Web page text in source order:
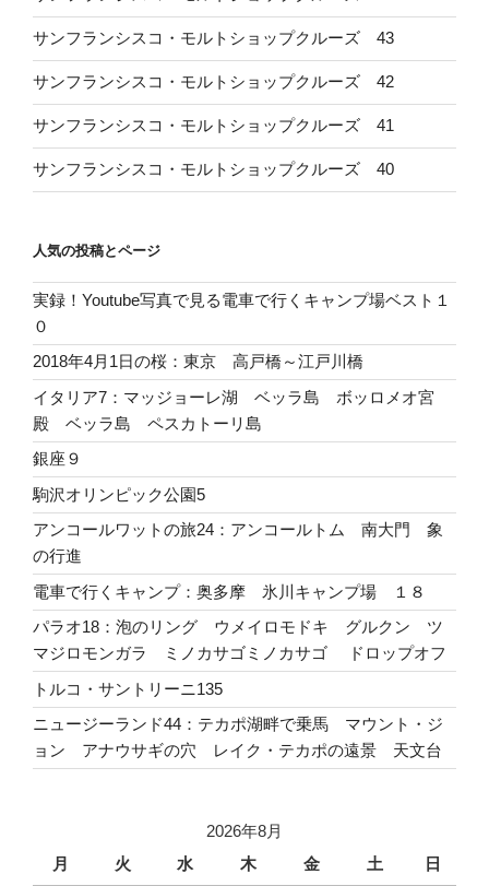
サンフランシスコ・モルトショップクルーズ 43
サンフランシスコ・モルトショップクルーズ 42
サンフランシスコ・モルトショップクルーズ 41
サンフランシスコ・モルトショップクルーズ 40
人気の投稿とページ
実録！Youtube写真で見る電車で行くキャンプ場ベスト１
０
2018年4月1日の桜：東京 高戸橋～江戸川橋
イタリア7：マッジョーレ湖 ベッラ島 ボッロメオ宮
殿 ベッラ島 ペスカトーリ島
銀座９
駒沢オリンピック公園5
アンコールワットの旅24：アンコールトム 南大門 象
の行進
電車で行くキャンプ：奥多摩 氷川キャンプ場 １８
パラオ18：泡のリング ウメイロモドキ グルクン ツ
マジロモンガラ ミノカサゴミノカサゴ ドロップオフ
トルコ・サントリーニ135
ニュージーランド44：テカポ湖畔で乗馬 マウント・ジ
ョン アナウサギの穴 レイク・テカポの遠景 天文台
2026年8月
月
火 水 木 金 土 日